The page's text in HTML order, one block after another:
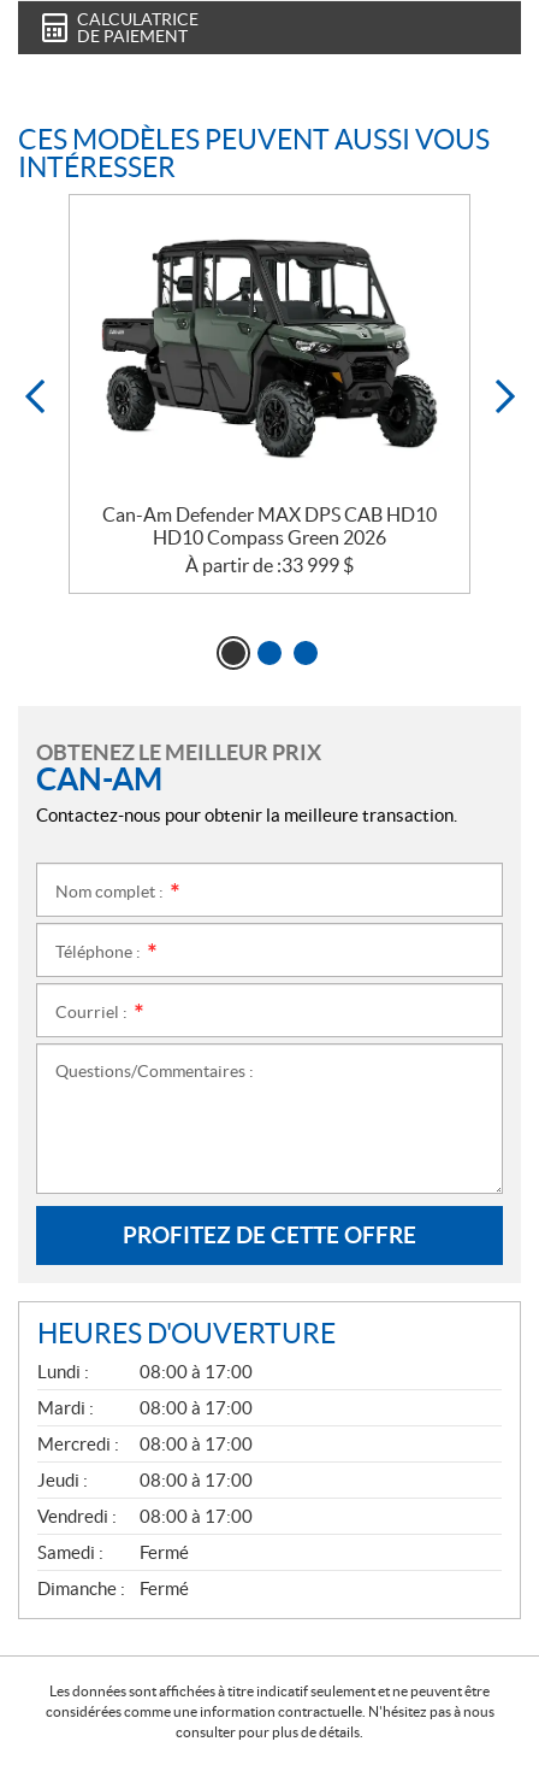
CALCULATRICE
DE PAIEMENT
CES MODÈLES PEUVENT AUSSI VOUS
INTÉRESSER
Can-Am Defender MAX DPS CAB HD10
HD10 Compass Green 2026
À partir de :33 999 $
OBTENEZ LE MEILLEUR PRIX
CAN-AM
Contactez-nous pour obtenir la meilleure transaction.
Nom complet :
Téléphone :
Courriel :
Questions/Commentaires :
PROFITEZ DE CETTE OFFRE
HEURES D'OUVERTURE
G
É
N
É
R
A
L
Lundi :
08:00 à 17:00
Mardi :
08:00 à 17:00
Mercredi :
08:00 à 17:00
Jeudi :
08:00 à 17:00
Vendredi :
08:00 à 17:00
Samedi :
Fermé
Dimanche :
Fermé
Les données sont affichées à titre indicatif seulement et ne peuvent être
considérées comme une information contractuelle. N'hésitez pas à nous
consulter pour plus de détails.